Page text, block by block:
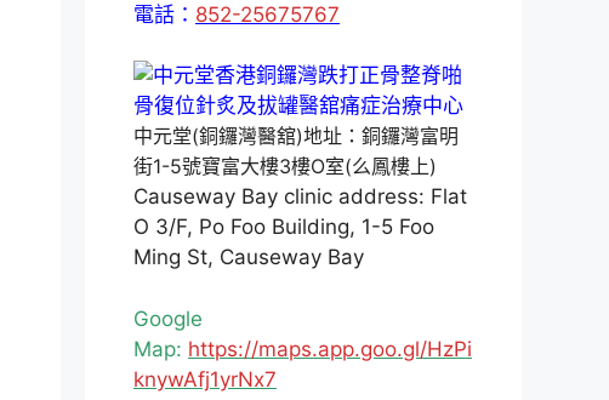
電話： 852-25675767
中元堂(銅鑼灣醫舘)地址：銅鑼灣富明
街1-5號寶富大樓3樓O室(么鳳樓上)
Causeway Bay clinic address: Flat
O 3/F, Po Foo Building, 1-5 Foo
Ming St, Causeway Bay
Google
Map: https://maps.app.goo.gl/HzPi
knywAfj1yrNx7